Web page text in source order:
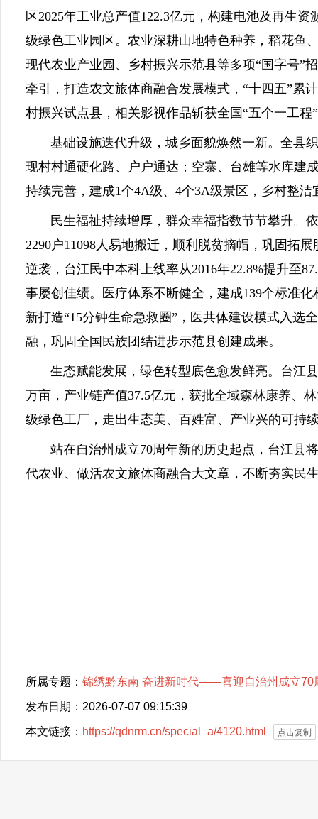
区2025年工业总产值122.3亿元，构建电池及再生
级绿色工业园区。农业深耕山地特色种养，稻花鱼
现代农业产业园、乡村振兴示范县等多项“国字号”
牵引，打造农文旅体商融合发展模式，“十四五”累
村振兴试点县，相关影视作品斩获全国“五个一工程
基础设施迭代升级，城乡面貌焕然一新。全县织
现村村通硬化路、户户通达；空寨、台雄等水库建
持续完善，建成1个4A级、4个3A级景区，乡村整
民生福祉持续增厚，群众幸福指数节节攀升。依
2290户11098人易地搬迁，顺利脱贫摘帽，巩固拓
逆袭，台江民中本科上线率从2016年22.8%提升至
事屡创佳绩。医疗体系不断健全，建成139个标准
新打造“15分钟生命急救圈”，医共体建设模式入选
融，巩固全国民族团结进步示范县创建成果。
生态赋能发展，绿色转型底色愈发鲜亮。台江县
万亩，产业链产值37.5亿元，获批全域森林康养、
级绿色工厂，走出生态美、百姓富、产业兴的可持
站在自治州成立70周年新的历史起点，台江县将
代农业、做活农文旅体商融合大文章，不断夯实民
所属专题： 锦绣黔东南 奋进新时代——喜迎自治州成立70
发布日期：2026-07-07 09:15:39
本文链接： https://qdnrm.cn/special_a/4120.html 点击复制